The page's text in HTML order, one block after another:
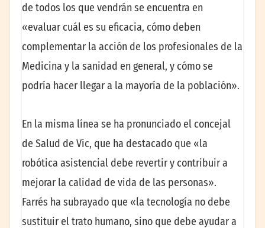
de todos los que vendrán se encuentra en
«evaluar cuál es su eficacia, cómo deben
complementar la acción de los profesionales de la
Medicina y la sanidad en general, y cómo se
podría hacer llegar a la mayoría de la población».
En la misma línea se ha pronunciado el concejal
de Salud de Vic, que ha destacado que «la
robótica asistencial debe revertir y contribuir a
mejorar la calidad de vida de las personas».
Farrés ha subrayado que «la tecnología no debe
sustituir el trato humano, sino que debe ayudar a